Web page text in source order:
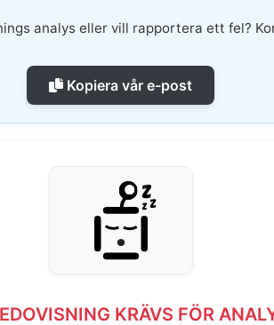
analys eller vill rapportera ett fel?
Kopiera vår e-post
KRÄVS FÖR